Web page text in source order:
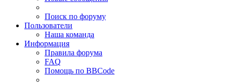
Поиск по форуму
Пользователи
Наша команда
Информация
Правила форума
FAQ
Помощь по BBCode